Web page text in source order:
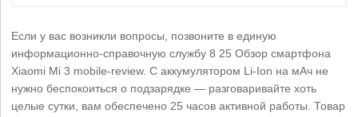
Если у вас возникли вопросы, позвоните в единую
информационно-справочную службу 8 25 Обзор смартфона
Xiaomi Mi 3 mobile-review. С аккумулятором Li-Ion на мАч не
нужно беспокоиться о подзарядке — разговаривайте хоть
целые сутки, вам обеспечено 25 часов активной работы. Товар